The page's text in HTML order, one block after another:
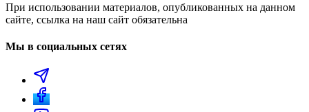
При использовании материалов, опубликованных на данном
сайте, ссылка на наш сайт обязательна
Мы в социальных сетях